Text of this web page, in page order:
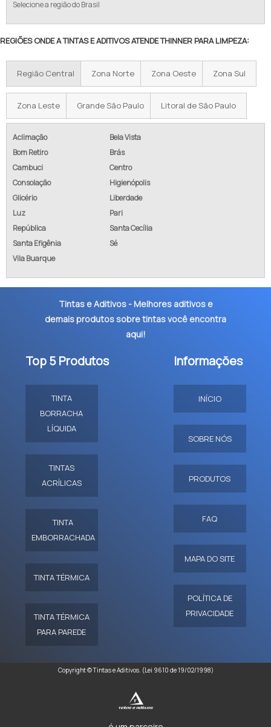
Selecione a região do Brasil
REGIÕES ONDE A TINTAS E ADITIVOS ATENDE THINNER PARA LIMPEZA:
Região Central Zona Norte Zona Oeste Zona Sul
Zona Leste Grande São Paulo Litoral de São Paulo
Aclimação
Bela Vista
Bom Retiro
Brás
Cambuci
Centro
Consolação
Higienópolis
Glicério
Liberdade
Luz
Pari
República
Santa Cecília
Santa Efigênia
Sé
Vila Buarque
Tintas e Aditivos - Melhores aditivos e
demais produtos sobre tintas você encontra
aqui!
Top 5 Produtos
TINTA
BORRACHA
LÍQUIDA
TINTAS
ACRÍLICAS
TINTA
EMBORRACHADA
TINTA TÉRMICA
TINTA TÉRMICA
PARA PAREDE
Informações
INÍCIO
SOBRE NÓS
PRODUTOS
FAQ
MAPA DO SITE
POLÍTICA DE
PRIVACIDADE
Copyright © Tintas e Aditivos. (Lei 9610 de 19/02/1998)